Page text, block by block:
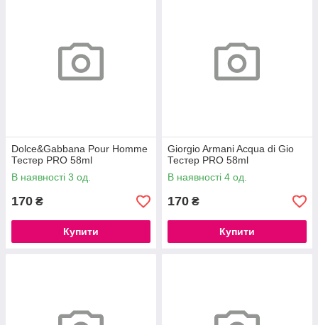
Dolce&Gabbana Pour Homme
Тестер PRO 58ml
В наявності 3 од.
170 ₴
Купити
Giorgio Armani Acqua di Gio
Тестер PRO 58ml
В наявності 4 од.
170 ₴
Купити